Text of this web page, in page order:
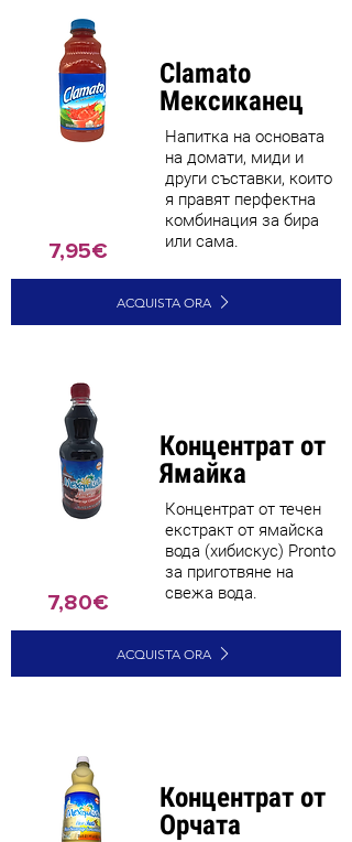
7,95€
Clamato
Мексиканец
Напитка на основата
на домати, миди и
други съставки, които
я правят перфектна
комбинация за бира
или сама.
ACQUISTA ORA
7,80€
Концентрат от
Ямайка
Концентрат от течен
екстракт от ямайска
вода (хибискус) Pronto
за приготвяне на
свежа вода.
ACQUISTA ORA
Концентрат от
Орчата